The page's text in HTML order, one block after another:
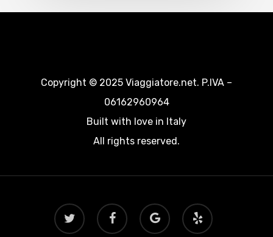
Copyright © 2025 Viaggiatore.net. P.IVA –
06162960964
Built with love in Italy
All rights reserved.
twitter facebook
google-
plus
yelp